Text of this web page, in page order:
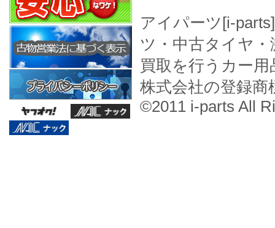
アイパーツ[i-
ツ・中古タイヤ
買取を行うカー
株式会社の登録商
©2011 i-parts All